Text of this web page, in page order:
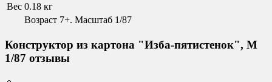
Вес 0.18 кг
Возраст 7+. Масштаб 1/87
Конструктор из картона "Изба-пятистенок", М
1/87 отзывы